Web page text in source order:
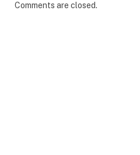
Comments are closed.